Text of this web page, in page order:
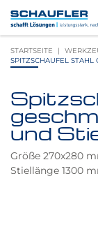
Inhalt
Hauptnavigation
Footernavigation
Logo
Schaufler
verlinkt
zur
STARTSEITE
SPITZSCHAUFEL STAHL
Produktbilder
überspringen
und
Größe 270x280
Stiellänge 1300